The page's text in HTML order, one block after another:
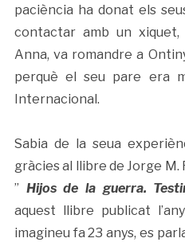
paciència ha donat els
contactar amb un xiquet,
Anna, va romandre a
perquè el seu pare era
Internacional.
Sabia de la seua
gràcies al llibre de Jorge
” Hijos de la guerra.
aquest llibre publicat
imagineu fa 23 anys, es